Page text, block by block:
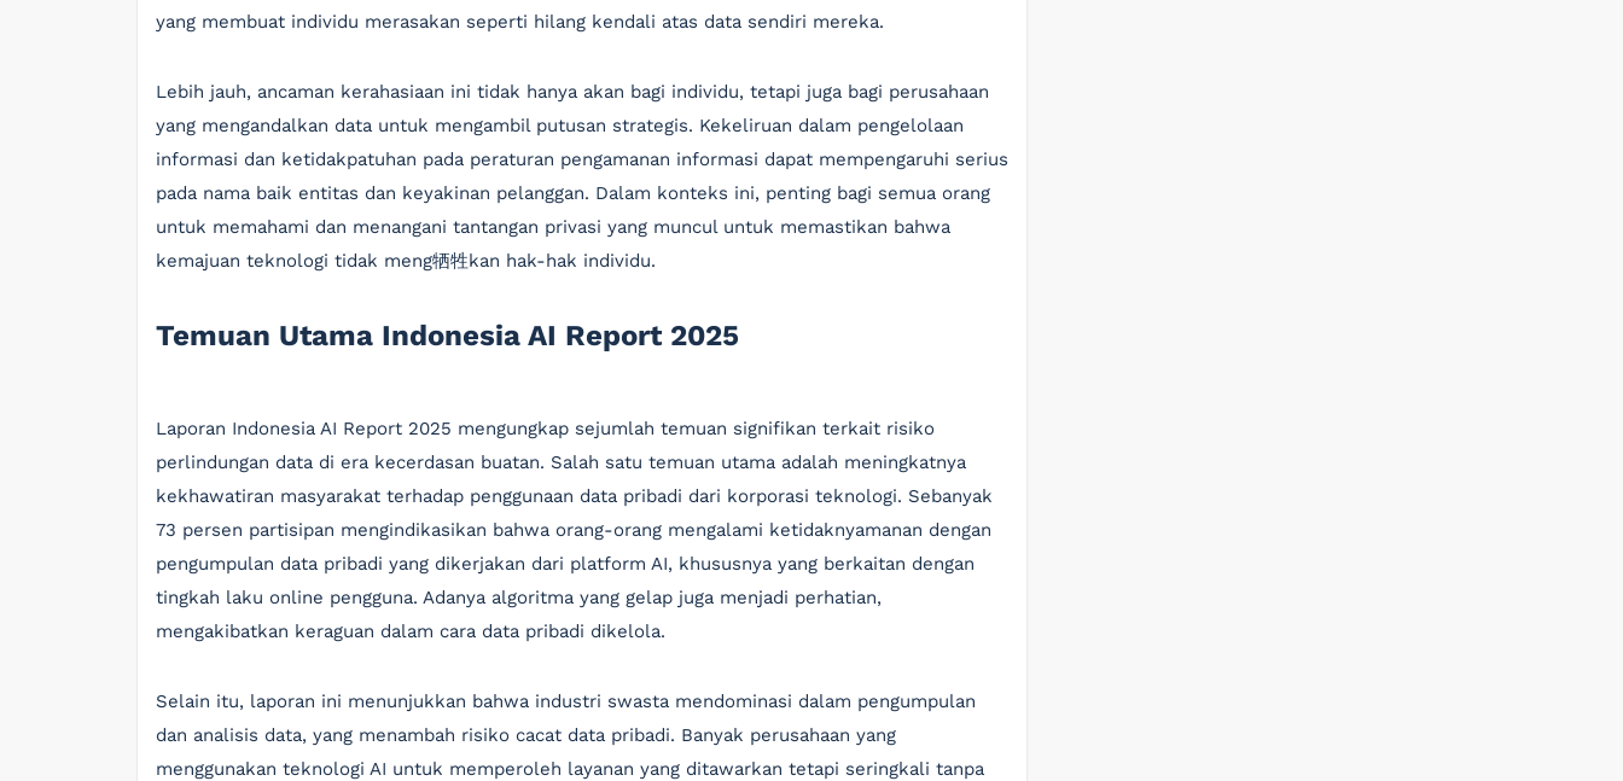
yang membuat individu merasakan seperti hilang kendali atas data sendiri mereka.
Lebih jauh, ancaman kerahasiaan ini tidak hanya akan bagi individu, tetapi juga bagi perusahaan
yang mengandalkan data untuk mengambil putusan strategis. Kekeliruan dalam pengelolaan
informasi dan ketidakpatuhan pada peraturan pengamanan informasi dapat mempengaruhi serius
pada nama baik entitas dan keyakinan pelanggan. Dalam konteks ini, penting bagi semua orang
untuk memahami dan menangani tantangan privasi yang muncul untuk memastikan bahwa
kemajuan teknologi tidak meng牺牲kan hak-hak individu.
Temuan Utama Indonesia AI Report 2025
Laporan Indonesia AI Report 2025 mengungkap sejumlah temuan signifikan terkait risiko
perlindungan data di era kecerdasan buatan. Salah satu temuan utama adalah meningkatnya
kekhawatiran masyarakat terhadap penggunaan data pribadi dari korporasi teknologi. Sebanyak
73 persen partisipan mengindikasikan bahwa orang-orang mengalami ketidaknyamanan dengan
pengumpulan data pribadi yang dikerjakan dari platform AI, khususnya yang berkaitan dengan
tingkah laku online pengguna. Adanya algoritma yang gelap juga menjadi perhatian,
mengakibatkan keraguan dalam cara data pribadi dikelola.
Selain itu, laporan ini menunjukkan bahwa industri swasta mendominasi dalam pengumpulan
dan analisis data, yang menambah risiko cacat data pribadi. Banyak perusahaan yang
menggunakan teknologi AI untuk memperoleh layanan yang ditawarkan tetapi seringkali tanpa